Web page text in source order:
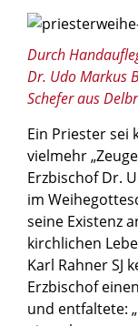
Durch
Dr. Udo Markus
Schefer aus
Ein Priester sei
vielmehr
Erzbischof Dr.
im
seine Existenz
kirchlichen
Karl Rahner SJ
Erzbischof
und entfaltete: